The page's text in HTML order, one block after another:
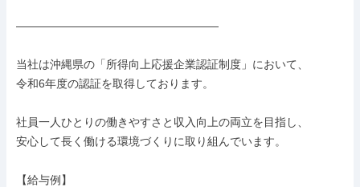
――――――――――――――――――
当社は沖縄県の「所得向上応援企業認証制度」において、
令和6年度の認証を取得しております。
社員一人ひとりの働きやすさと収入向上の両立を目指し、
安心して長く働ける環境づくりに取り組んでいます。
【給与例】